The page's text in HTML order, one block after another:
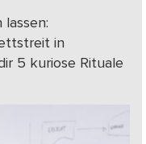
in
5 kuriose Rituale